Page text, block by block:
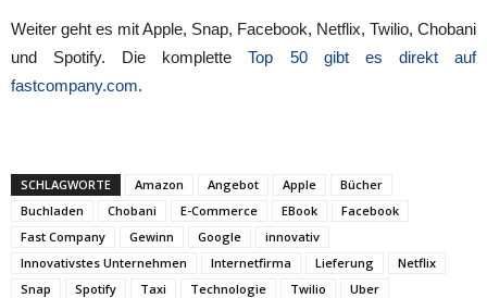
Weiter geht es mit Apple, Snap, Facebook, Netflix, Twilio, Chobani
und Spotify. Die kompletteTop 50 gibt es direkt auf
fastcompany.com.
SCHLAGWORTE Amazon Angebot Apple
Bücher
Buchladen
Chobani E-Commerce EBook
Facebook
Fast Company
Gewinn Google
innovativ
Innovativstes Unternehmen
Internetfirma Lieferung
Netflix
Snap
Spotify Taxi Technologie Twilio
Uber